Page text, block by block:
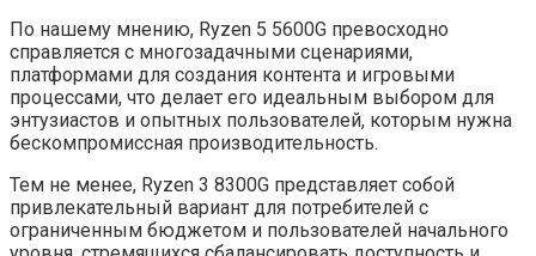
По нашему мнению, Ryzen 5 5600G превосходно
справляется с многозадачными сценариями,
платформами для создания контента и игровыми
процессами, что делает его идеальным выбором для
энтузиастов и опытных пользователей, которым нужна
бескомпромиссная производительность.
Тем не менее, Ryzen 3 8300G представляет собой
привлекательный вариант для потребителей с
ограниченным бюджетом и пользователей начального